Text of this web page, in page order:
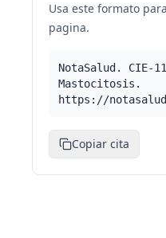
Usa este formato
pagina.
NotaSalud. CIE-
Mastocitosis.
https://
Copiar cita